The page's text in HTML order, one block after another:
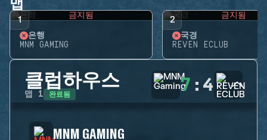
1 금지됨
은행
MNM GAMING
2 금지됨
국경
REVEN ECLUB
클럽하우스
맵 1 완료됨 7 : 4
MNM GAMING